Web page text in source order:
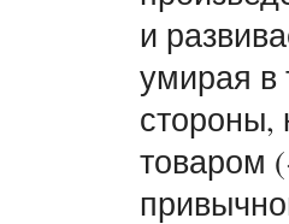
и
умирая в
стороны,
товаром